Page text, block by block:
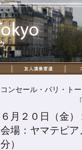
コンセール・パリ・ト
６月２０日（金
会場：ヤマテピ
分）